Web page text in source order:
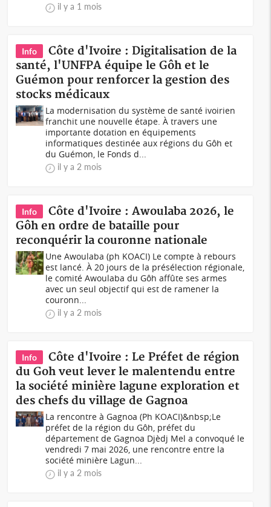
il y a 1 mois
Info
Côte d'Ivoire : Digitalisation de la
santé, l'UNFPA équipe le Gôh et le
Guémon pour renforcer la gestion des
stocks médicaux
La modernisation du système de santé ivoirien
franchit une nouvelle étape. À travers une
importante dotation en équipements
informatiques destinée aux régions du Gôh et
du Guémon, le Fonds d...
il y a 2 mois
Info
Côte d'Ivoire : Awoulaba 2026, le
Gôh en ordre de bataille pour
reconquérir la couronne nationale
Une Awoulaba (ph KOACI) Le compte à rebours
est lancé. À 20 jours de la présélection régionale,
le comité Awoulaba du Gôh affûte ses armes
avec un seul objectif qui est de ramener la
couronn...
il y a 2 mois
Info
Côte d'Ivoire : Le Préfet de région
du Goh veut lever le malentendu entre
la société minière lagune exploration et
des chefs du village de Gagnoa
La rencontre à Gagnoa (Ph KOACI)&nbsp;Le
préfet de la région du Gôh, préfet du
département de Gagnoa Djèdj Mel a convoqué le
vendredi 7 mai 2026, une rencontre entre la
société minière Lagun...
il y a 2 mois